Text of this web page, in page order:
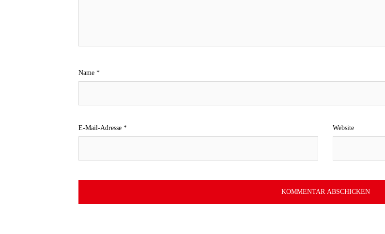
Name *
E-Mail-Adresse * Website